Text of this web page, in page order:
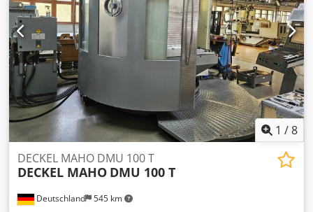
DMU 125 P duoBLOCK, Baujahr: 2006, abgelesene
Betriebsstunden (h): 35.319, Serien-Nr.: 11460000643,
Verfahrwege (X/Y/Z): 1.250/1.000/1.000 mm,
Spindeldrehzahl max. 10.000 U/min, 60-fach
Werkzeugwechsler, B-Achse, 190° schwenkbar, Steuerung
HEIDENHAIN Mill Plus, Innere Kühlmittel-Zuführung,
Werkzeugmesssystem, Späneförderer, Filteranlage DMG,
Serien-Nr.: 13812-01560, Kühlaggregat DMG WK331
Codpfxjrkz Tfo Amujrf
1 /8
Deutschland 545 km
DECKEL MAHO DMU 100 T
DECKEL MAHO DMU 100 T